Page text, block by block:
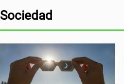
Sociedad